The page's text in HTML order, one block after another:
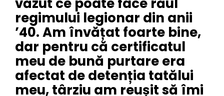
regimului legionar din anii
’40. Am învățat foarte bine,
dar pentru că certificatul
meu de bună purtare era
afectat de detenția tatălui
meu, târziu am reușit să îmi